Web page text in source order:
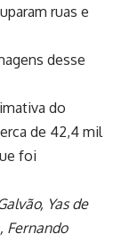
ruas e
desse
do
de 42,4 mil
foi
Yas de
Fernando